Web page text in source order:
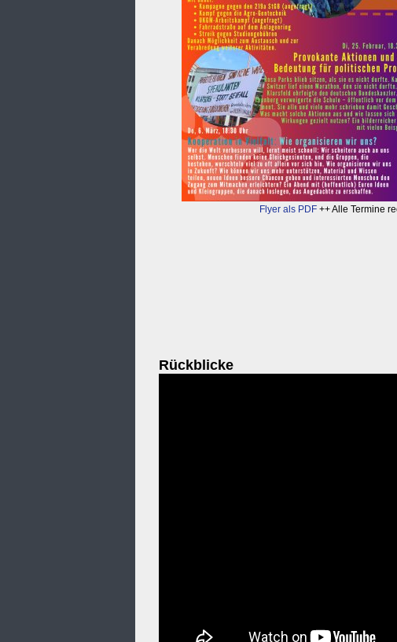
Flyer als PDF++ Alle Termine
Rückblicke